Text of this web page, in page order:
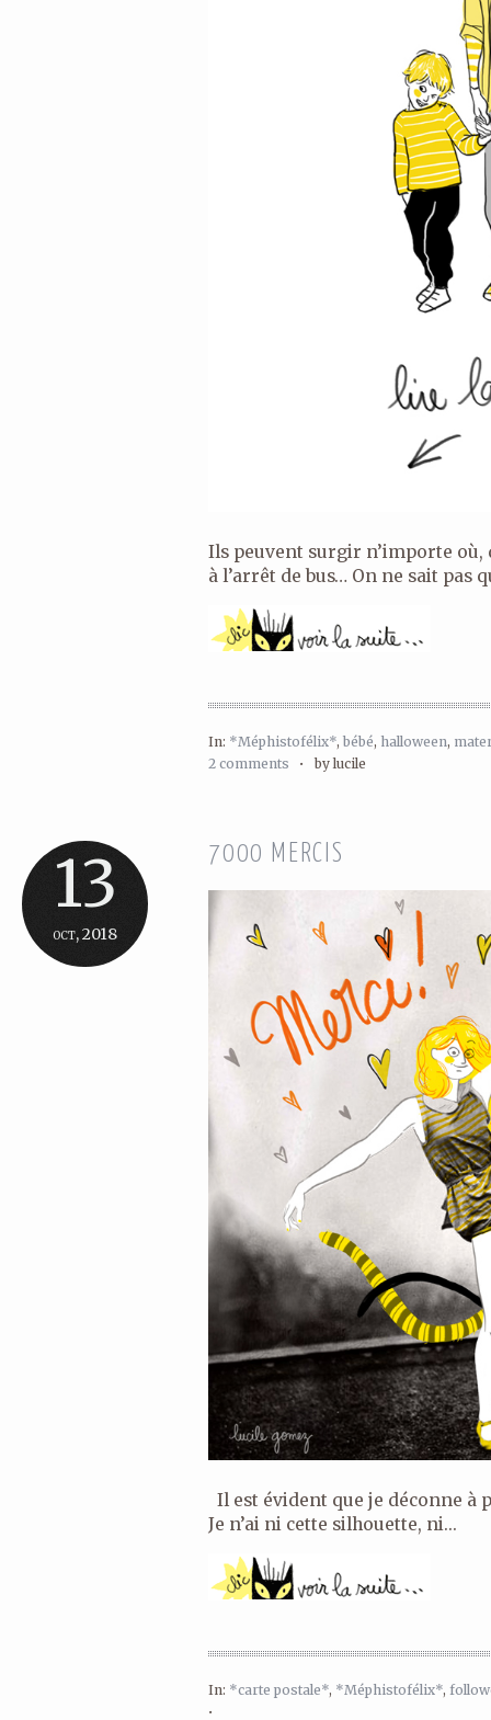
Ils peuvent surgir n’importe où,
à l’arrêt de bus… On ne sait pas
In: *Méphistofélix*, bébé, halloween,
2 comments •by lucile
13
oct, 2018
7000 MERCIS
Il est évident que je déconne à
Je n’ai ni cette silhouette, ni...
In: *carte postale*, *Méphistofélix*,
•